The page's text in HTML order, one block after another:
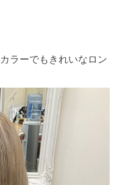
ラーでもきれいなロン